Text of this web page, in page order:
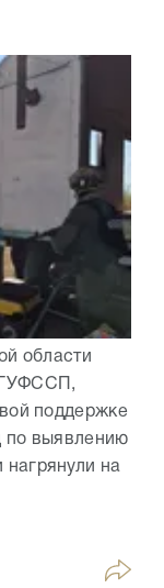
области
ГУФССП,
поддержке
по выявлению
нагрянули на